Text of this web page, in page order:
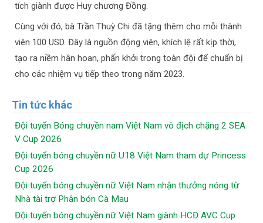
tích giành được Huy chương Đồng.
Cùng với đó, bà Trần Thuỳ Chi đã tặng thêm cho mỗi thành
viên 100 USD. Đây là nguồn động viên, khích lệ rất kịp thời,
tạo ra niềm hân hoan, phấn khởi trong toàn đội để chuẩn bị
cho các nhiệm vụ tiếp theo trong năm 2023.
Tin tức khác
Đội tuyển Bóng chuyền nam Việt Nam vô địch chặng 2 SEA
V Cup 2026
Đội tuyển bóng chuyền nữ U18 Việt Nam tham dự Princess
Cup 2026
Đội tuyển bóng chuyền nữ Việt Nam nhận thưởng nóng từ
Nhà tài trợ Phân bón Cà Mau
Đội tuyển bóng chuyền nữ Việt Nam giành HCĐ AVC Cup